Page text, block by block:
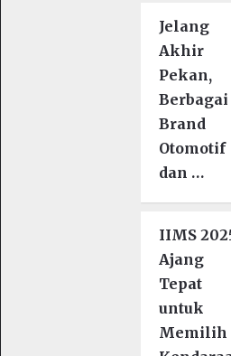
Jelang
Akhir
Pekan,
Berbagai
Brand
Otomotif
dan …
IIMS
Ajang
Tepat
untuk
Memilih